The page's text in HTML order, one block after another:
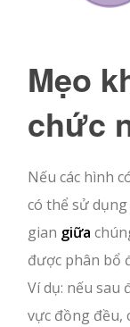
Mẹo
chức
Nếu các hình
có thể sử
gian giữa
được phân bổ
Ví dụ: nếu sau
vực đồng đều,